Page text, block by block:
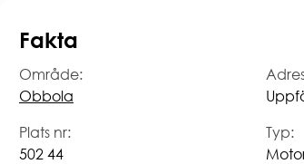
Fakta
Område:
Obbola
Plats nr:
502 44
Typ: